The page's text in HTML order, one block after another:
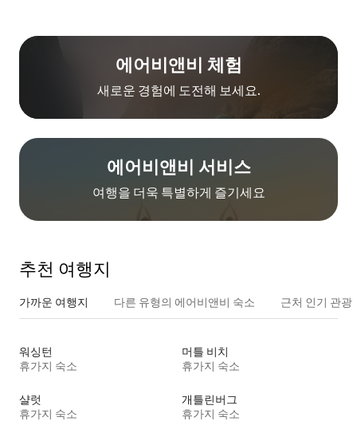
에어비앤비 체험
새로운 경험에 도전해 보세요.
에어비앤비 서비스
여행을 더욱 특별하게 즐기세요
추천 여행지
가까운 여행지 다른 유형의 에어비앤비 숙소 근처 인기 관광
워싱턴
휴가지 숙소
머틀 비치
휴가지 숙소
샬럿
휴가지 숙소
개틀린버그
휴가지 숙소